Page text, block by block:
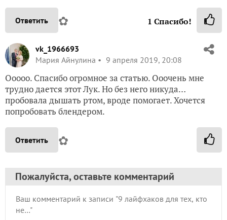
Ответить ✿ 1 Спасибо!
vk_1966693
Мария Айнулина
9 апреля 2019, 20:08
Ооооо. Спасибо огромное за статью. Ооочень мне
трудно дается этот Лук. Но без него никуда…
пробовала дышать ртом, вроде помогает. Хочется
попробовать блендером.
Ответить ✿
Пожалуйста, оставьте комментарий